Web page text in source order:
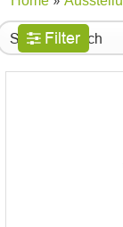
Filter